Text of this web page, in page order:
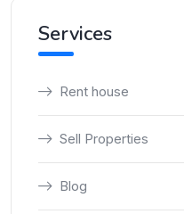
Services
Rent house
Sell Properties
Blog